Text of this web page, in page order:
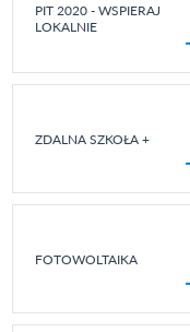
PIT 2020 - WSPIERAJ
LOKALNIE
ZDALNA SZKOŁA +
FOTOWOLTAIKA